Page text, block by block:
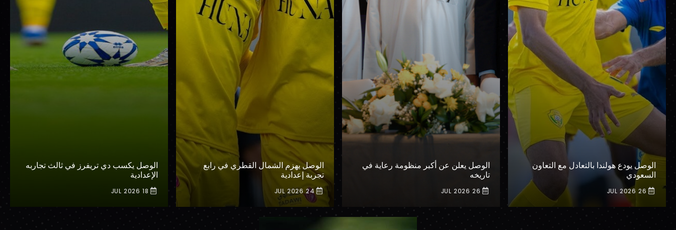
الوصل يودع هولندا بالتعادل مع التعاون
السعودي
26 JUL 2026
الوصل يعلن عن أكبر منظومة رعاية في
تاريخه
26 JUL 2026
الوصل يهزم الشمال القطري في رابع
تجربة إعدادية
24 JUL 2026
الوصل يكسب دي تريفرز في ثالث تجاربه
الإعدادية
18 JUL 2026